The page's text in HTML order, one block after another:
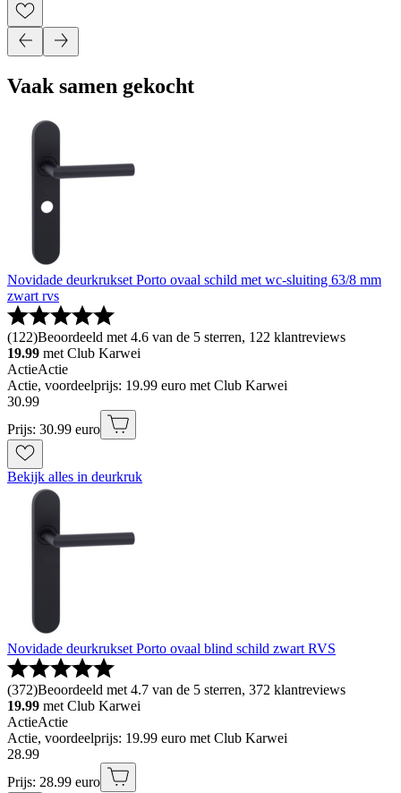
Vaak samen gekocht
Novidade deurkrukset Porto ovaal schild met wc-sluiting 63/8 mm
zwart rvs
(122)Beoordeeld met 4.6 van de 5 sterren, 122 klantreviews
19.99 met Club Karwei
ActieActie
Actie, voordeelprijs: 19.99 euro met Club Karwei
30.99
Prijs: 30.99 euro
Bekijk alles in deurkruk
Novidade deurkrukset Porto ovaal blind schild zwart RVS
(372)Beoordeeld met 4.7 van de 5 sterren, 372 klantreviews
19.99 met Club Karwei
ActieActie
Actie, voordeelprijs: 19.99 euro met Club Karwei
28.99
Prijs: 28.99 euro